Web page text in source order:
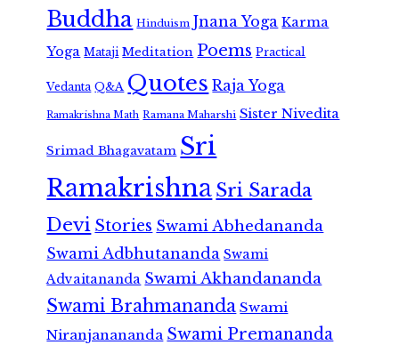
Buddha Hinduism Jnana Yoga Karma
Yoga Mataji Meditation Poems Practical
Vedanta Q&A Quotes Raja Yoga
Ramakrishna Math Ramana Maharshi Sister Nivedita
Srimad Bhagavatam Sri
RamakrishnaSri Sarada
Devi Stories Swami Abhedananda
Swami Adbhutananda Swami
Advaitananda Swami Akhandananda
Swami Brahmananda Swami
Niranjanananda Swami Premananda